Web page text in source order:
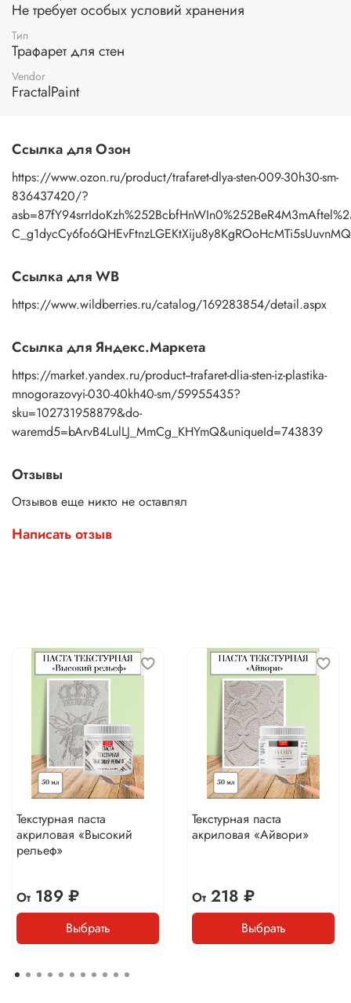
профессионалу и любителю.
Применение:
помощью мастихина или шпателя. После работы промыть
трафарет под теплой водой с моющим средством, затем
просушить бумажным полотенцем.
Не требует особых условий хранения
Тип
Трафарет для стен
Vendor
FractalPaint
Ссылка для Озон
https://www.ozon.ru/product/trafaret-dlya-sten-009-30h30-sm-
836437420/?
Ссылка для WB
https://www.wildberries.ru/catalog/169283854/detail.aspx
Ссылка для Яндекс.Маркета
https://market.yandex.ru/product--trafaret-dlia-sten-iz-plastika-
mnogorazovyi-030-40kh40-sm/59955435?
sku=102731958879&do-
waremd5=bArvB4LulLJ_MmCg_KHYmQ&uniqueId=743839
Отзывы
Отзывов еще никто не оставлял
Написать отзыв
Текстурная паста
акриловая «Высокий
рельеф»
От189 ₽
Выбрать
Текстурная паста
акриловая «Айвори»
От218 ₽
Выбрать